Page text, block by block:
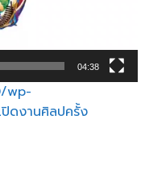
04:38
wp-
ดงานศิลปครั้ง